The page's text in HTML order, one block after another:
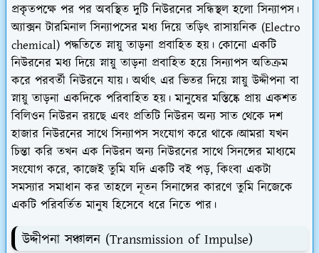
প্রকৃতপক্ষে পর পর অবস্থিত দুটি নিউরনের সন্ধিস্থল হলো সিন্যাপস।
অ্যাক্সন টারমিনাল সিন্যাপসের মধ্য দিয়ে তড়িৎ রাসায়নিক (Electro
chemical) পদ্ধতিতে স্নায়ু তাড়না প্রবাহিত হয়। কোনো একটি
নিউরনের মধ্য দিয়ে স্নায়ু তাড়না প্রবাহিত হয়ে সিন্যাপস অতিক্রম
করে পরবর্তী নিউরনে যায়। অর্থাৎ এর ভিতর দিয়ে স্নায়ু উদ্দীপনা বা
স্নায়ু তাড়না একদিকে পরিবাহিত হয়। মানুষের মস্তিষ্কে প্রায় একশত
বিলিওন নিউরন রয়ছে এবং প্রতিটি নিউরন অন্য সাত থেকে দশ
হাজার নিউরনের সাথে সিন্যাপস সংযোগ করে থাকে।আমরা যখন
চিন্তা করি তখন এক নিউরন অন্য নিউরনের সাথে সিনন্সের মাধ্যমে
সংযোগ করে, কাজেই তুমি যদি একটি বই পড়, কিংবা একটা
সমস্যার সমাধান কর তাহলে নূতন সিনান্সের কারণে তুমি নিজেকে
একটি পরিবর্তিত মানুষ হিসেবে ধরে নিতে পার।
উদ্দীপনা সঞ্চালন (Transmission of Impulse)